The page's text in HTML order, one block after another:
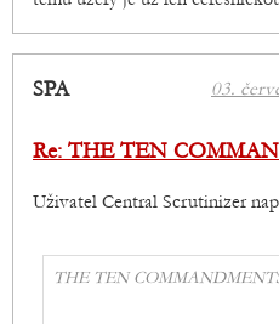
03.
SPA
Re: THE TEN
Uživatel Central Scrutinizer
THE TEN